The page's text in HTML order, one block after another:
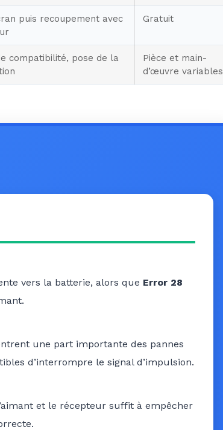
puis recoupement avec
Gratuit
compatibilité, pose de la
Pièce et main-
d’œuvre variables
vers la batterie, alors que Error 28
une part importante des pannes
d’interrompre le signal d’impulsion.
et le récepteur suffit à empêcher